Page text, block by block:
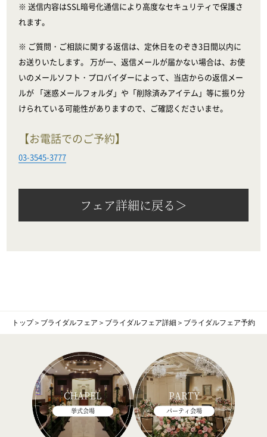
※ 送信内容はSSL暗号化通信により高度なセキュリティで保護さ
れます。
※ ご質問・ご相談に関する返信は、定休日をのぞき3日間以内に
お送りいたします。 万が一、返信メールが届かない場合は、お使
いのメールソフト・プロバイダーによって、当店からの返信メー
ルが 「迷惑メールフォルダ」や「削除済みアイテム」等に振り分
けられている可能性がありますので、ご確認くださいませ。
【お電話でのご予約】
03-3545-3777
フェア詳細に戻る＞
トップ＞ ブライダルフェア ＞ ブライダルフェア詳細 ＞ ブライダルフェア予約
CHAPEL
挙式会場
PARTY
パーティ会場